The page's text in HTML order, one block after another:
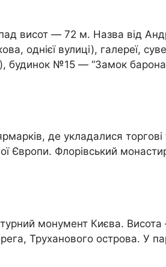
висот — 72 м. Назва від
однієї вулиці), галереї,
будинок №15 — “Замок
де укладалися торгові
Європи. Флорівський
монумент Києва.
Труханового острова. У